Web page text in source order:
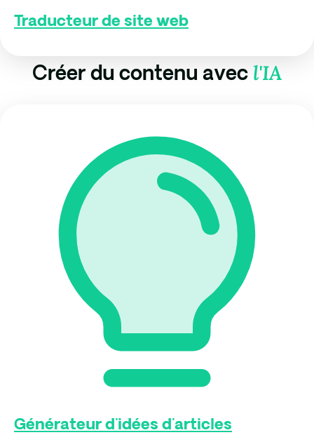
Traducteur de site web
Créer du contenu avec l'IA
Générateur d'idées d'articles